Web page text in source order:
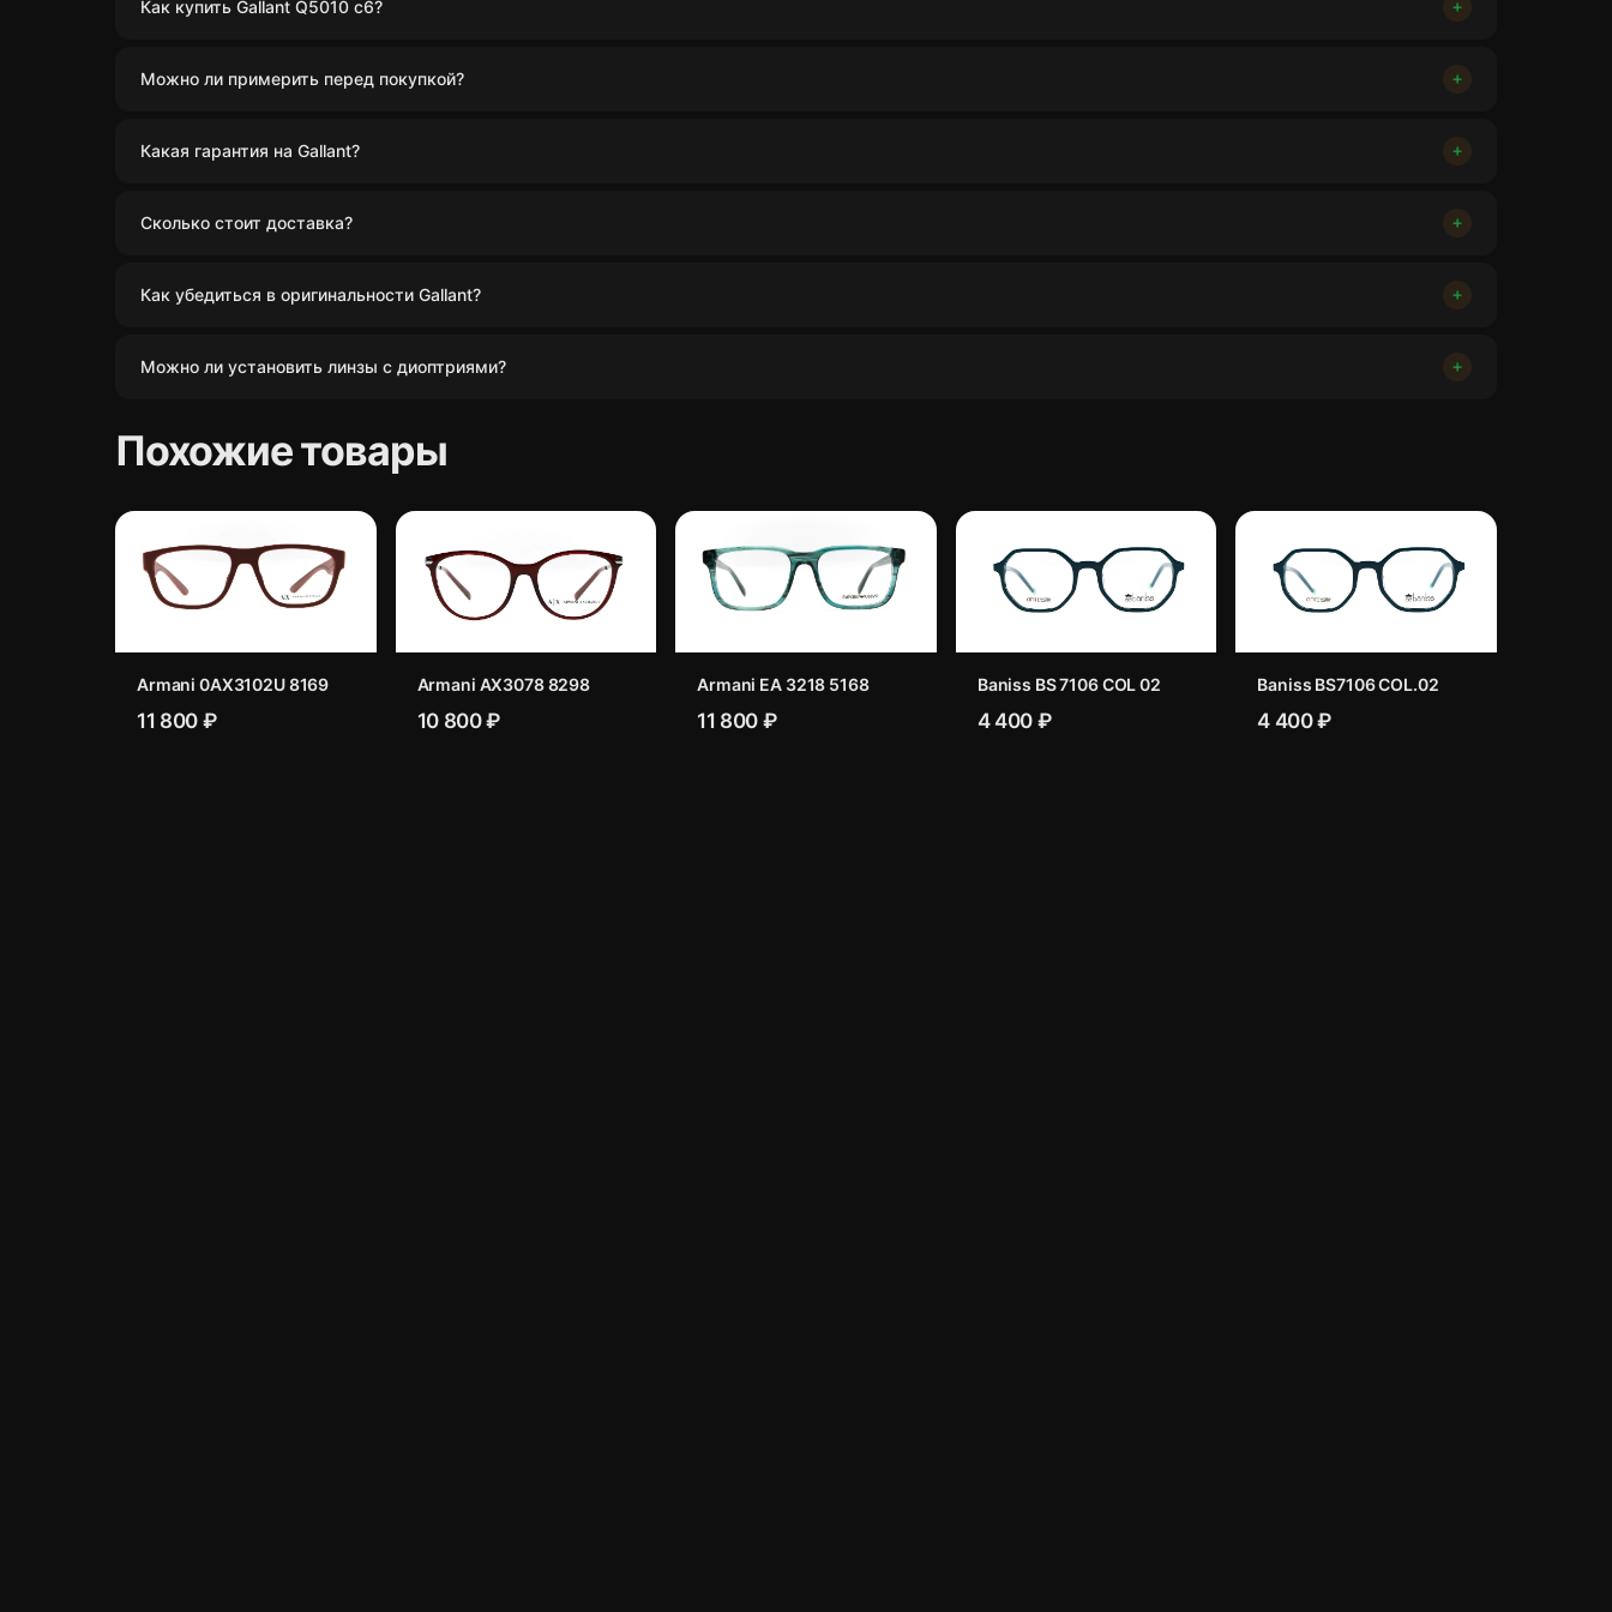
Как купить Gallant Q5010 c6?
Можно ли примерить перед покупкой?
Какая гарантия на Gallant?
Сколько стоит доставка?
Как убедиться в оригинальности Gallant?
Можно ли установить линзы с диоптриями?
Похожие товары
Armani 0AX3102U 8169
11 800 ₽
Armani AX3078 8298
10 800 ₽
Armani EA 3218 5168
11 800 ₽
Baniss BS 7106 COL 02
4 400 ₽
Baniss BS7106 COL.02
4 400 ₽